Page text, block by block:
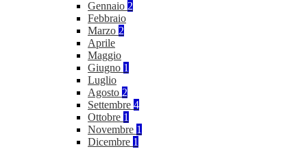
Gennaio 2
Febbraio
Marzo 2
Aprile
Maggio
Giugno 1
Luglio
Agosto 2
Settembre 4
Ottobre 1
Novembre 1
Dicembre 1